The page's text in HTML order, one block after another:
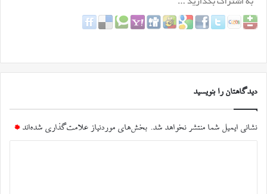
دیدگاهتان را بنویسید
نشانی ایمیل شما منتشر نخواهد شد. بخش‌های موردنیاز علامت‌گذاری شده‌اند *